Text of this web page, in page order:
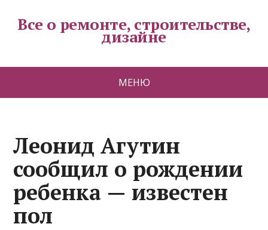
Все о ремонте, строительстве,
дизайне
МЕНЮ
Леонид Агутин
сообщил о рождении
ребенка — известен
пол